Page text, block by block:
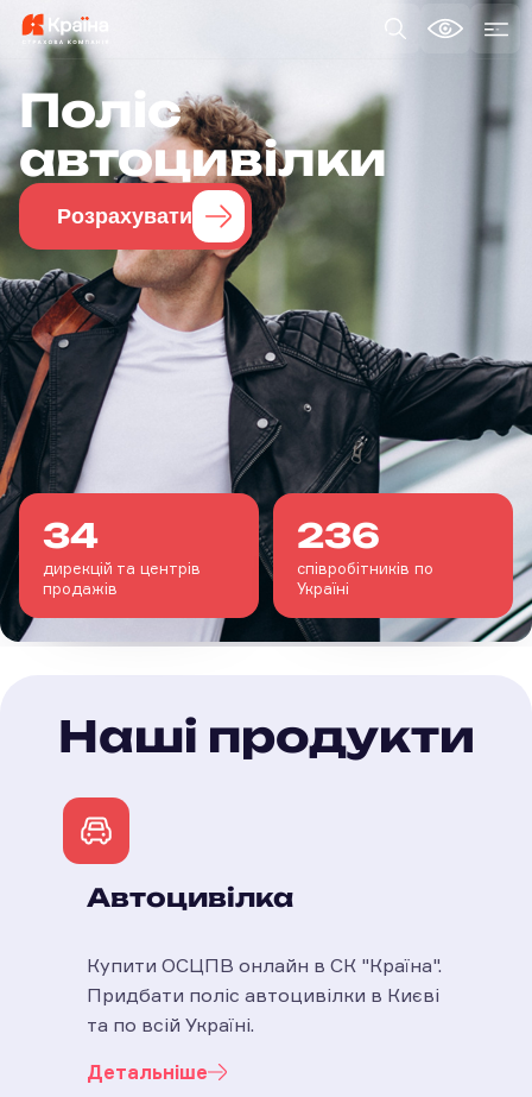
Поліс
автоцивілки
Розрахувати
34
дирекцій та центрів
продажів
236
співробітників по
Україні
Наші продукти
Автоцивілка
Купити ОСЦПВ онлайн в СК "Країна".
Придбати поліс автоцивілки в Києві
та по всій Україні.
Детальніше